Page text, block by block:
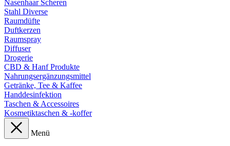
Nasenhaar Scheren
Stahl Diverse
Raumdüfte
Duftkerzen
Raumspray
Diffuser
Drogerie
CBD & Hanf Produkte
Nahrungsergänzungsmittel
Getränke, Tee & Kaffee
Handdesinfektion
Taschen & Accessoires
Kosmetiktaschen & -koffer
Menü